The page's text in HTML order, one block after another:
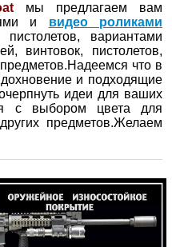
мы предлагаем вам
и видео роликами
пистолетов, вариантами
винтовок, пистолетов,
что в
и подходящие
идеи для ваших
с выбором цвета для
предметов.Желаем